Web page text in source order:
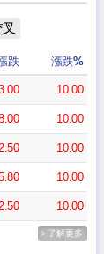
跌 漲跌%
10.00
10.00
10.00
10.00
10.00
了解更多